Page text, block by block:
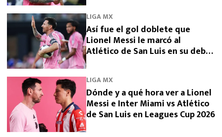
LIGA MX
Así fue el gol doblete que
Lionel Messi le marcó al
Atlético de San Luis en su debut
LIGA MX
Dónde y a qué hora ver a Lionel
Messi e Inter Miami vs Atlético
de San Luis en Leagues Cup 2026